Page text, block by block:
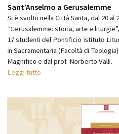
Sant’Anselmo a Gerusalemme
Si è svolto nella Città Santa, dal 20 al
“Gerusalemme: storia, arte e
17 studenti del Pontificio Istituto
in Sacramentaria (Facoltà di
Magnifico e dal prof. Norberto Valli.
Leggi tutto